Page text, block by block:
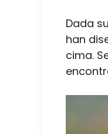
Dada
han
cima.